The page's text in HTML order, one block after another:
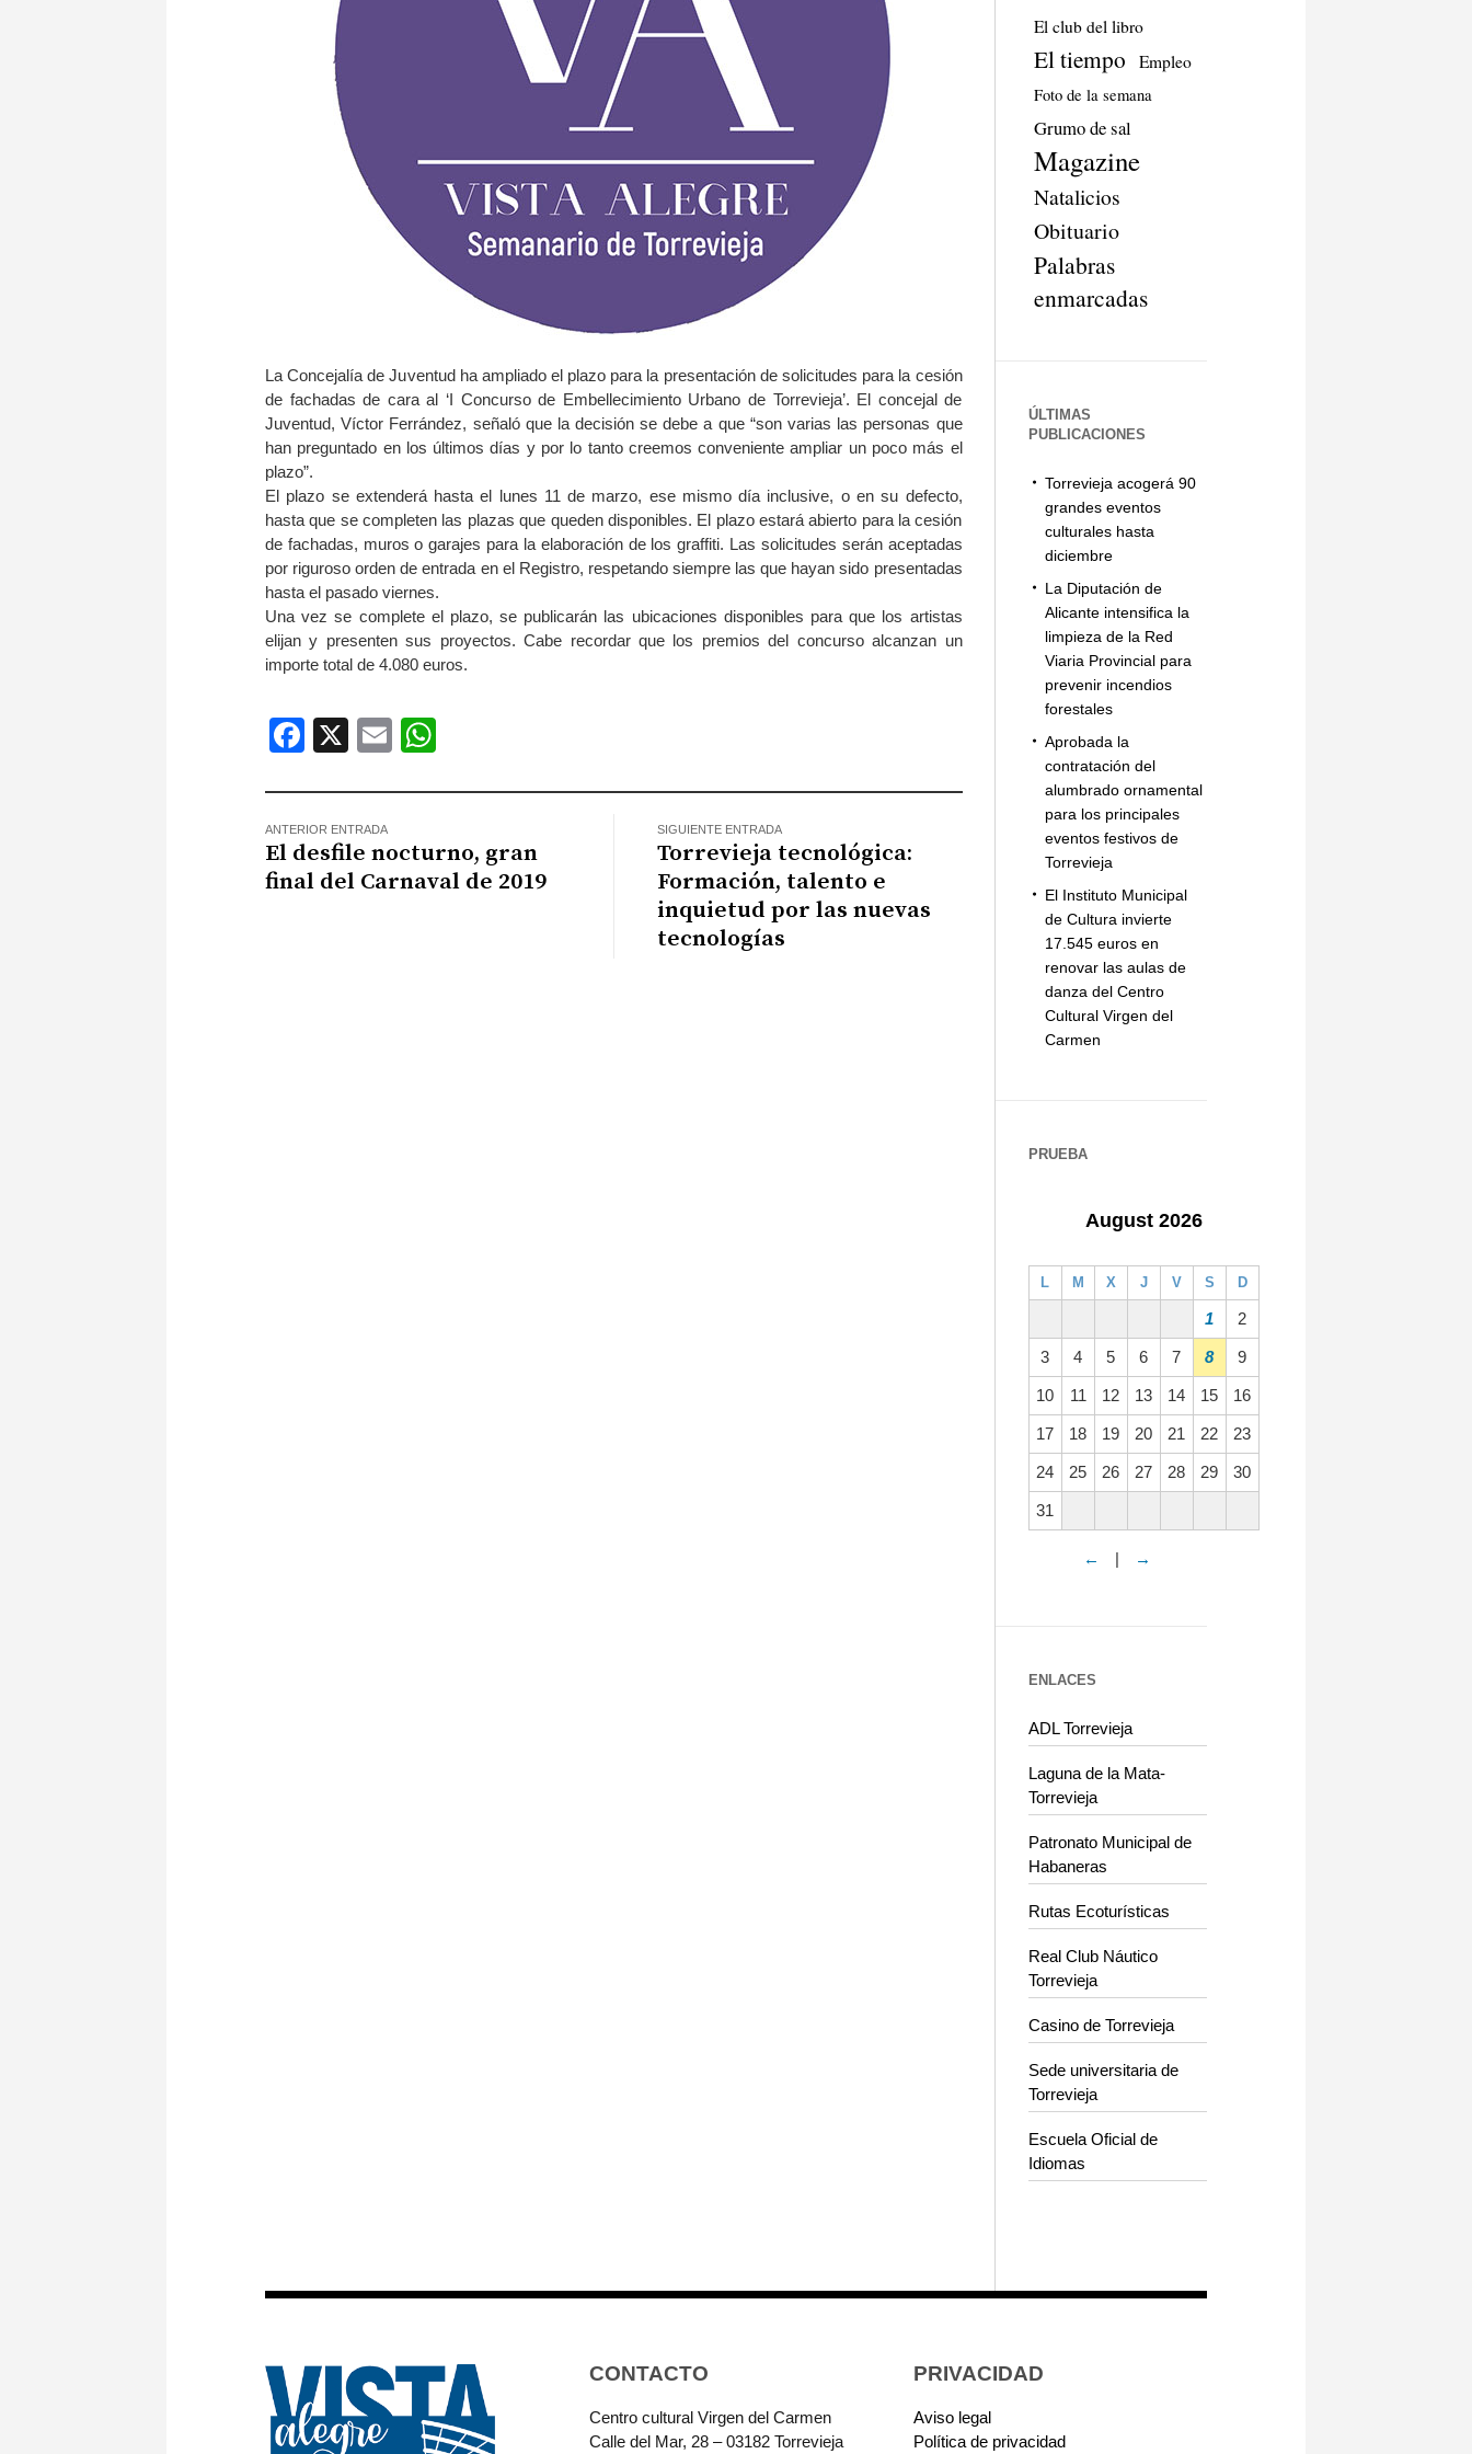
La Concejalía de Juventud ha ampliado el plazo para la presentación de solicitudes para la cesión
de fachadas de cara al ‘I Concurso de Embellecimiento Urbano de Torrevieja’. El concejal de
Juventud, Víctor Ferrández, señaló que la decisión se debe a que “son varias las personas que
han preguntado en los últimos días y por lo tanto creemos conveniente ampliar un poco más el
plazo”.
El plazo se extenderá hasta el lunes 11 de marzo, ese mismo día inclusive, o en su defecto,
hasta que se completen las plazas que queden disponibles. El plazo estará abierto para la cesión
de fachadas, muros o garajes para la elaboración de los graffiti. Las solicitudes serán aceptadas
por riguroso orden de entrada en el Registro, respetando siempre las que hayan sido presentadas
hasta el pasado viernes.
Una vez se complete el plazo, se publicarán las ubicaciones disponibles para que los artistas
elijan y presenten sus proyectos. Cabe recordar que los premios del concurso alcanzan un
importe total de 4.080 euros.
Facebook
X Email
ANTERIOR ENTRADA
El desfile nocturno, gran
final del Carnaval de 2019
SIGUIENTE ENTRADA
Torrevieja tecnológica:
Formación, talento e
inquietud por las nuevas
tecnologías
El club del libro
El tiempo Empleo
Foto de la semana
Grumo de sal
Magazine
Natalicios
Obituario
Palabras
enmarcadas
ÚLTIMAS
PUBLICACIONES
Torrevieja acogerá 90
grandes eventos
culturales hasta
diciembre
La Diputación de
Alicante intensifica la
limpieza de la Red
Viaria Provincial para
prevenir incendios
forestales
Aprobada la
contratación del
alumbrado ornamental
para los principales
eventos festivos de
Torrevieja
El Instituto Municipal
de Cultura invierte
17.545 euros en
renovar las aulas de
danza del Centro
Cultural Virgen del
Carmen
PRUEBA
August 2026
L M X J V S D
1 2
3 4 5 6 7 8 9
10 11 12 13 14 15 16
17 18 19 20 21 22 23
24 25 26 27 28 29 30
31
← | →
ENLACES
ADL Torrevieja
Laguna de la Mata-
Torrevieja
Patronato Municipal de
Habaneras
Rutas Ecoturísticas
Real Club Náutico
Torrevieja
Casino de Torrevieja
Sede universitaria de
Torrevieja
Escuela Oficial de
Idiomas
CONTACTO
Centro cultural Virgen del Carmen
Calle del Mar, 28 – 03182 Torrevieja
PRIVACIDAD
Aviso legal
Política de privacidad